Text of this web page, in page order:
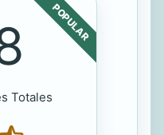
POPULAR
Totales